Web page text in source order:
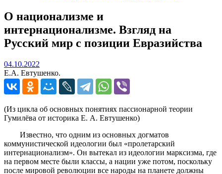
О национализме и
интернационализме. Взгляд на
Русский мир с позиции Евразийства
04.10.2022
Е.А. Евтушенко.
(Из цикла об основных понятиях пассионарной теории
Гумилёва от историка Е. А. Евтушенко)
Известно, что одним из основных догматов
коммунистической идеологии был «пролетарский
интернационализм». Он вытекал из идеологии марксизма, где
на первом месте были классы, а нации уже потом, поскольку
после мировой революции все народы на планете должны